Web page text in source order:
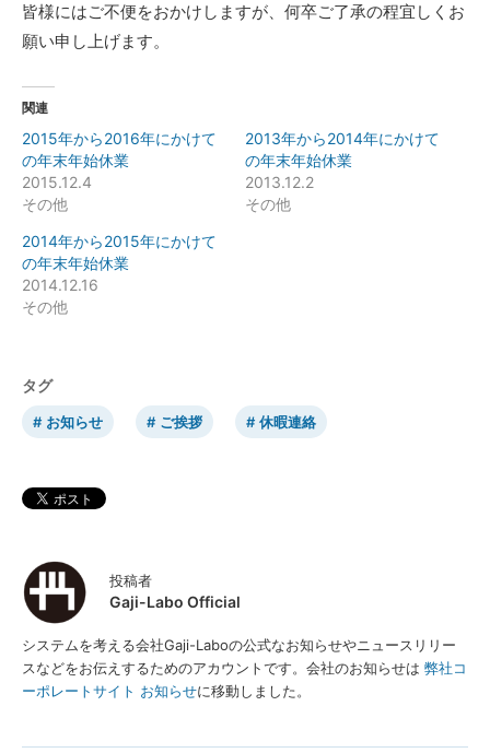
皆様にはご不便をおかけしますが、何卒ご了承の程宜しくお
願い申し上げます。
関連
2015年から2016年にかけて
の年末年始休業
2015.12.4
その他
2013年から2014年にかけて
の年末年始休業
2013.12.2
その他
2014年から2015年にかけて
の年末年始休業
2014.12.16
その他
タグ
お知らせ ご挨拶 休暇連絡
投稿者
Gaji-Labo Official
システムを考える会社Gaji-Laboの公式なお知らせやニュースリリー
スなどをお伝えするためのアカウントです。会社のお知らせは 弊社コ
ーポレートサイト お知らせに移動しました。